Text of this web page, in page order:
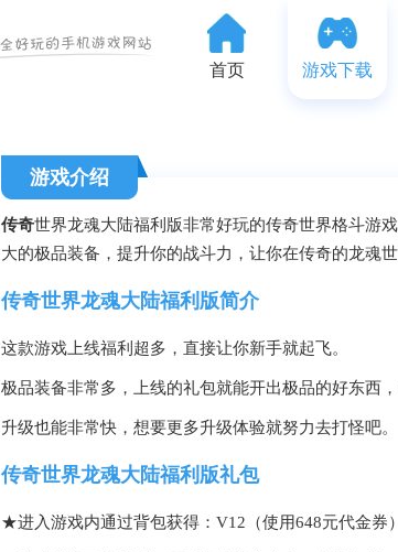
首页 游戏下载
游戏介绍
传奇世界龙魂大陆福利版非常好玩的传奇世界格斗游
大的极品装备，提升你的战斗力，让你在传奇的龙魂
传奇世界龙魂大陆福利版简介
这款游戏上线福利超多，直接让你新手就起飞。
极品装备非常多，上线的礼包就能开出极品的好东西，
升级也能非常快，想要更多升级体验就努力去打怪吧。
传奇世界龙魂大陆福利版礼包
★进入游戏内通过背包获得：V12（使用648元代金券